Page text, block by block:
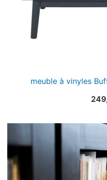
meuble à vinyles